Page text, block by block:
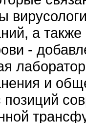
а
-
и
позиций